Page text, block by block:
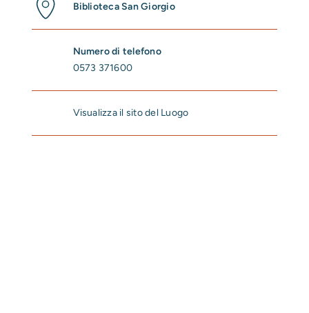
Biblioteca San Giorgio
Numero di telefono
0573 371600
Visualizza il sito del Luogo